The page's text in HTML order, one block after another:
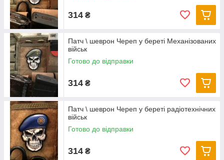
314 ₴
Патч \ шеврон Череп у береті Механізованих
військ
Готово до відправки
314 ₴
Патч \ шеврон Череп у береті радіотехнічних
військ
Готово до відправки
314 ₴